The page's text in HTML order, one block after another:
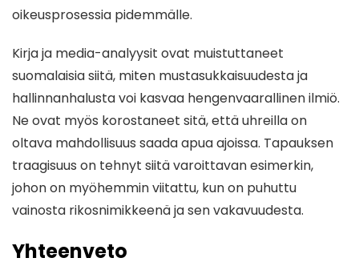
oikeusprosessia pidemmälle.
Kirja ja media-analyysit ovat muistuttaneet
suomalaisia siitä, miten mustasukkaisuudesta ja
hallinnanhalusta voi kasvaa hengenvaarallinen ilmiö.
Ne ovat myös korostaneet sitä, että uhreilla on
oltava mahdollisuus saada apua ajoissa. Tapauksen
traagisuus on tehnyt siitä varoittavan esimerkin,
johon on myöhemmin viitattu, kun on puhuttu
vainosta rikosnimikkeenä ja sen vakavuudesta.
Yhteenveto